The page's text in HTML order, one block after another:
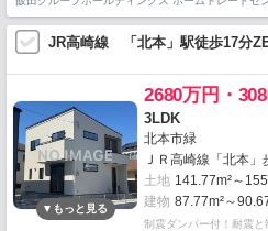
JR高崎線 「北本」駅徒歩17分
2680万円・
3LDK
北本市緑
ＪＲ高崎線「北本
土地 141.77m²～
建物 87.77m²～
制震ダンパー付！耐震と